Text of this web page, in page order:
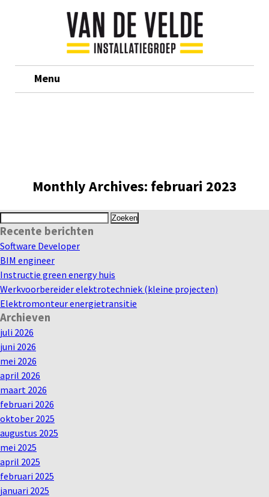
Menu
Monthly Archives: februari 2023
Zoeken
naar:
Recente berichten
Software Developer
BIM engineer
Instructie green energy huis
Werkvoorbereider elektrotechniek (kleine projecten)
Elektromonteur energietransitie
Archieven
juli 2026
juni 2026
mei 2026
april 2026
maart 2026
februari 2026
oktober 2025
augustus 2025
mei 2025
april 2025
februari 2025
januari 2025